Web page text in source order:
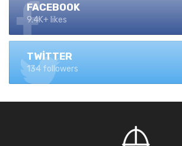
FACEBOOK
9.4K+ likes
TWITTER
134 followers